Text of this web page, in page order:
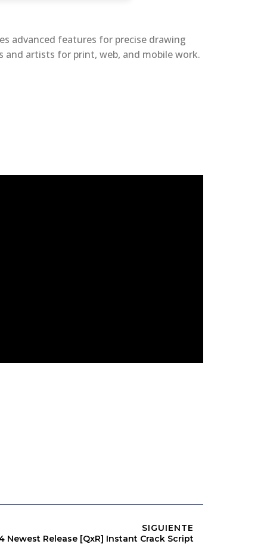
advanced features for precise drawing
and artists for print, web, and mobile work.
SIGUIENTE
Newest Release [QxR] Instant Crack Script